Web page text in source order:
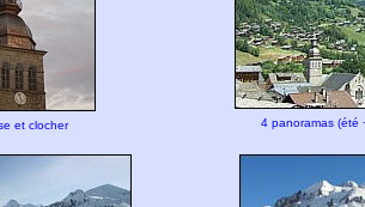
et clocher 4 panoramas (été